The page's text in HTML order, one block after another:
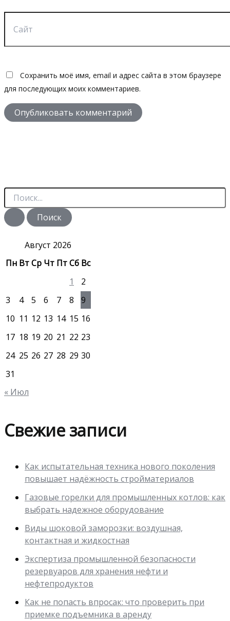
Сайт
Сохранить моё имя, email и адрес сайта в этом браузере
для последующих моих комментариев.
П
и
с
Август 2026
Пн ВтСр Чт ПтСб Вс
1
2
3
4 5 6 7 8
9
10 11 12 13 14 15 16
17 18 19 20 21 22 23
24 25 26 27 28 29 30
31
« Июл
Свежие записи
Как испытательная техника нового поколения
повышает надёжность стройматериалов
Газовые горелки для промышленных котлов: как
выбрать надежное оборудование
Виды шоковой заморозки: воздушная,
контактная и жидкостная
Экспертиза промышленной безопасности
резервуаров для хранения нефти и
нефтепродуктов
Как не попасть впросак: что проверить при
приемке подъемника в аренду